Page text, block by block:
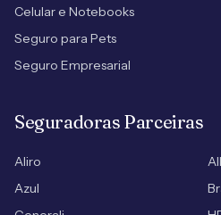
Celular e Notebooks
Seguro para Pets
Seguro Empresarial
Seguradoras Parceiras
Aliro
Azul